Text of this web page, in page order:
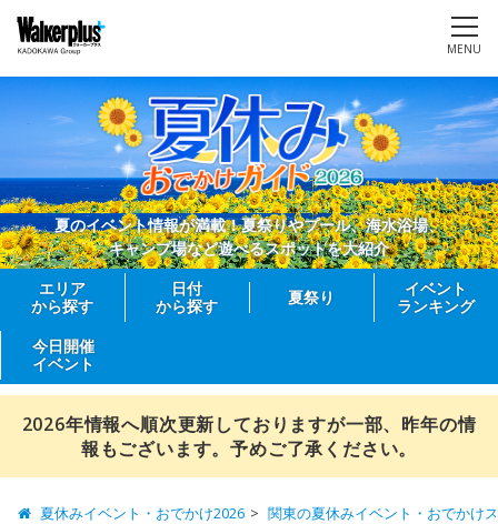
MENU
夏のイベント情報が満載！夏祭りやプール、海水浴場、
キャンプ場など遊べるスポットを大紹介
エリア
から探す
日付
から探す
夏祭り
イベント
ランキング
今日開催
イベント
2026年情報へ順次更新しておりますが一部、昨年の情
報もございます。予めご了承ください。
夏休みイベント・おでかけ2026 関東の夏休みイベント・おでかけ